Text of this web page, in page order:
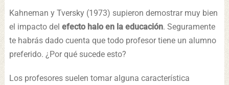
Kahneman y Tversky (1973) supieron demostrar muy bien
el impacto del efecto halo en la educación. Seguramente
te habrás dado cuenta que todo profesor tiene un alumno
preferido. ¿Por qué sucede esto?
Los profesores suelen tomar alguna característica